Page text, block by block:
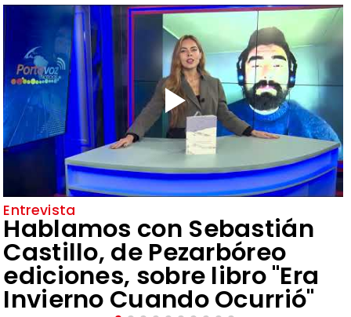
Entrevista
Hablamos con Sebastián
Castillo, de Pezarbóreo
ediciones, sobre libro "Era
Invierno Cuando Ocurrió"